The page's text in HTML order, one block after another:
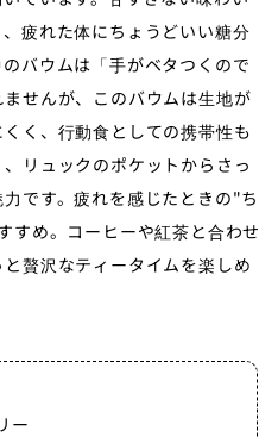
疲れた体にちょうどいい糖分
バウムは「手がベタつくので
せんが、このバウムは生地が
く、行動食としての携帯性も
リュックのポケットからさっ
です。疲れを感じたときの"ち
すめ。コーヒーや紅茶と合わせ
贅沢なティータイムを楽しめ
ー